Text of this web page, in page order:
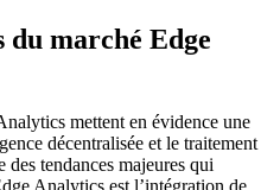
du marché Edge
mettent en évidence une
décentralisée et le traitement
des tendances majeures qui
Analytics est l’intégration de